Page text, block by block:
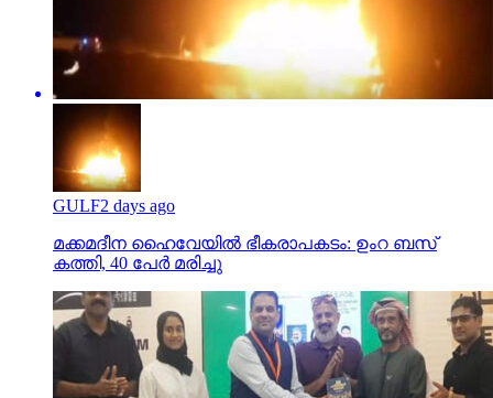
GULF2 days ago
മക്കമദീന ഹൈവേയില്‍ ഭീകരാപകടം: ഉംറ ബസ്
കത്തി, 40 പേര്‍ മരിച്ചു